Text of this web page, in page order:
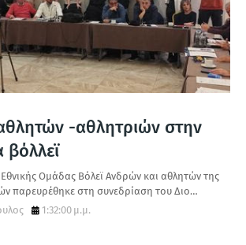
-αθλητριών στην
Ομάδας Βόλεϊ Ανδρών και αθλητών της
παρευρέθηκε στη συνεδρίαση του Διο…
1:32:00 μ.μ.